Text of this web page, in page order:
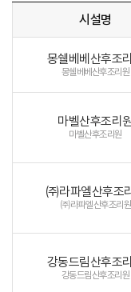
시설명
몽쉘베베산후조
몽쉘베베산후조리원
마벨산후조리
마벨산후조리원
㈜라파엘산후조
㈜라파엘산후조리원
강동드림산후조
강동드림산후조리원